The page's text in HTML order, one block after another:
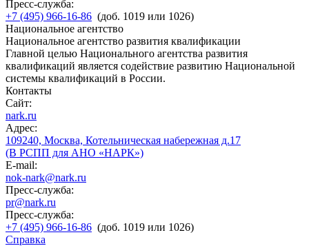
Пресс-служба:
+7 (495) 966-16-86 (доб. 1019 или 1026)
Национальное агентство
Национальное агентство развития квалификации
Главной целью Национального агентства развития
квалификаций является содействие развитию Национальной
системы квалификаций в России.
Контакты
Сайт:
nark.ru
Адрес:
109240, Москва, Котельническая набережная д.17
(В РСПП для АНО «НАРК»)
E-mail:
nok-nark@nark.ru
Пресс-служба:
pr@nark.ru
Пресс-служба:
+7 (495) 966-16-86 (доб. 1019 или 1026)
Справка